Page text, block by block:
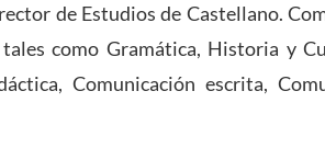
de Estudios de Castellano.
como Gramática, Historia y
Comunicación escrita,